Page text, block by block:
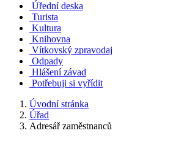
Úřední deska
Turista
Kultura
Knihovna
Vítkovský zpravodaj
Odpady
Hlášení závad
Potřebuji si vyřídit
Úvodní stránka
Úřad
Adresář zaměstnanců